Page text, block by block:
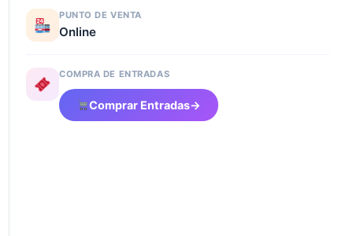
PUNTO DE VENTA
Online
COMPRA DE ENTRADAS
Comprar Entradas→